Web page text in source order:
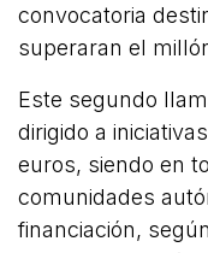
convocatoria
superaran el
Este segundo
dirigido a
euros, siendo en
comunidades
financiación,